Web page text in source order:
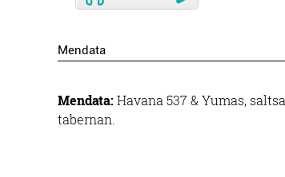
Mendata
Mendata: Havana 537 & Yumas,
tabernan.